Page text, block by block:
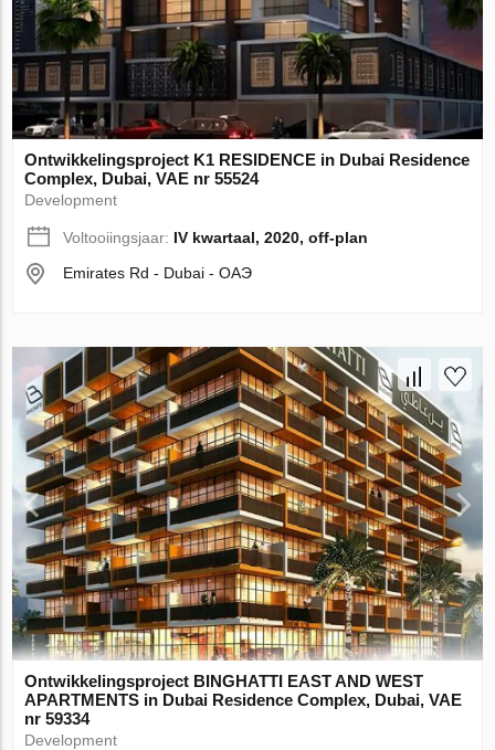
Ontwikkelingsproject K1 RESIDENCE in Dubai Residence
Complex, Dubai, VAE nr 55524
Development
Voltooiingsjaar: IV kwartaal, 2020, off-plan
Emirates Rd - Dubai - ОАЭ
Ontwikkelingsproject BINGHATTI EAST AND WEST
APARTMENTS in Dubai Residence Complex, Dubai, VAE
nr 59334
Development